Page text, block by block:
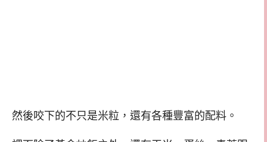
然後咬下的不只是米粒，還有各種豐富的配料。